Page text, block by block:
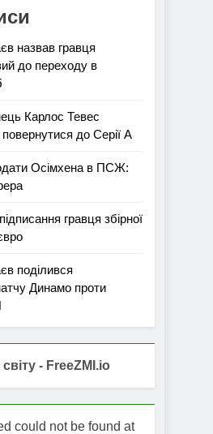
назвав гравця
до переходу в
Карлос Тевес
до Серії А
Осімхена в ПСЖ:
гравця збірної
поділився
Динамо проти
- FreeZMI.io
could not be found at